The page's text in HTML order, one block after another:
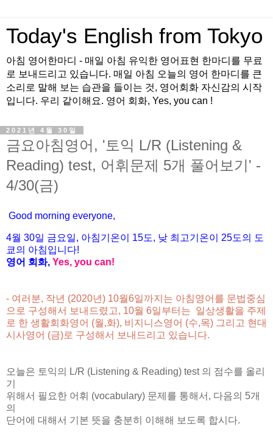
Today's English from Tokyo
아침 영어한마디 - 매일 아침 유익한 영어표현 한마디를 무료
로 보내드리고 있습니다. 매일 아침 오늘의 영어 한마디를 큰
소리로 말해 보는 습관을 들이는 것, 영어회화 자신감의 시작
입니다. 우리 같이해요. 영어 회화, Yes, you can !
2021년 4월 30일
금요아침영어, '토익 L/R (Listening &
Reading) test, 어휘문제 5개 풀어보기' -
4/30(금)
Good morning everyone,
4월 30일 금요일, 아침기온이 15도, 낮 최고기온이
25도의 도
쿄의 아침입니다!
영어 회화, Yes, you can!
- 여러분, 작년 (2020년) 10월6일까지는 아침영어를 문법중심
으로 구성해서 보내드렸고, 10월 6일부터는 일상생활을 주제
로 한 생활회화영어 (월,화), 비지니스영어 (수,목) 그리고 현대
시사영어 (금)로 구성해서 보내드리고 있습니다.
오늘은 토익의 L/R (Listening & Reading) test 의 점수를 올리
기
위해서 필요한 어휘 (vocabulary) 문제를 통해서, 다음의 5개
의
단어에 대해서 기본 뜻을 충분히 이해해 보도록 합시다.